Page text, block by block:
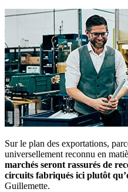
Sur le plan des exportations,
universellement reconnu en
marchés seront rassurés de
circuits fabriqués ici plutôt
Guillemette.